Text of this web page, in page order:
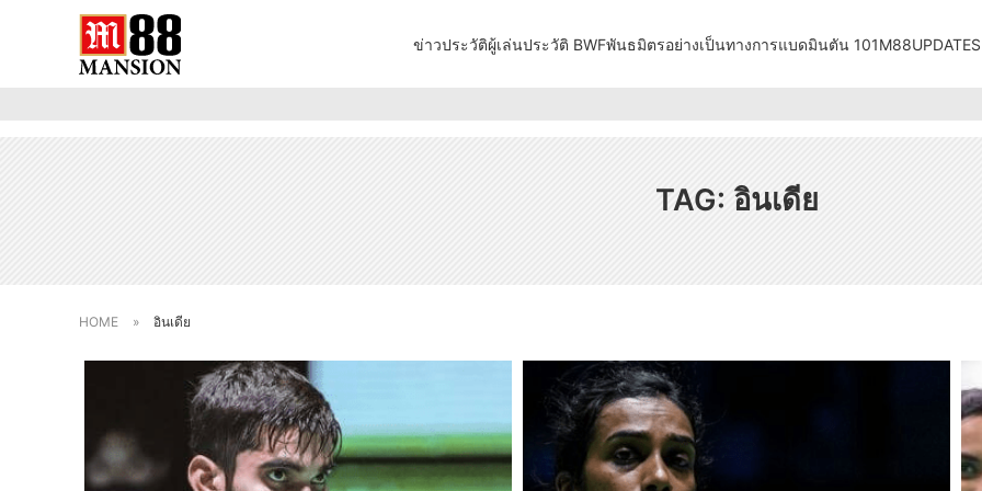
ข่าวประวัติผู้เล่นประวัติ BWFพันธมิตรอย่างเป็นทางการแบดมินตัน 101M88UPDATES
TAG: อินเดีย
HOME » อินเดีย